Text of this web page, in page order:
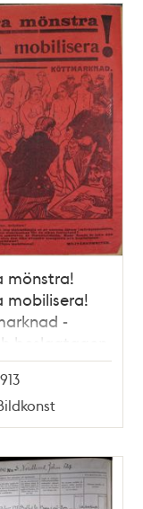
mönstra!
mobilisera!
-
beslagtagen
1913